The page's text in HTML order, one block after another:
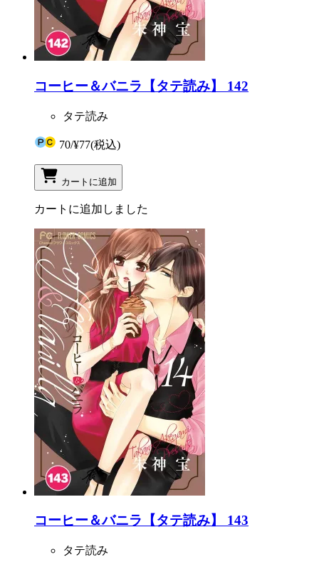
コーヒー＆バニラ【タテ読み】 142
タテ読み
70/¥77(税込)
カートに追加
カートに追加しました
コーヒー＆バニラ【タテ読み】 143
タテ読み